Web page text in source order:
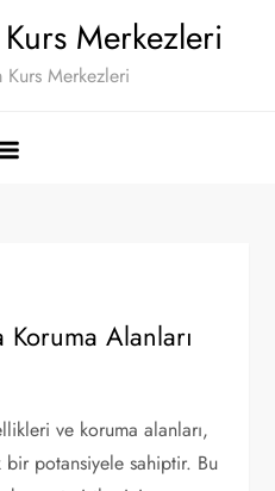
Merkezleri
Merkezleri
Alanları
ve koruma alanları,
bir potansiyele sahiptir. Bu